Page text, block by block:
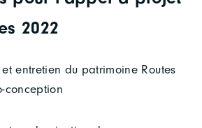
2022
entretien du patrimoine Routes
conception